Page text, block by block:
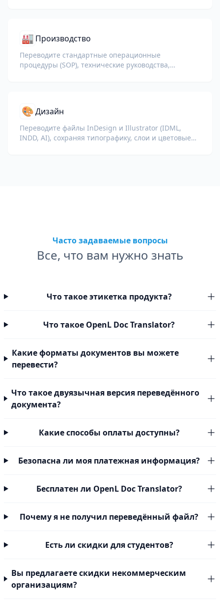
🏭 Производство
Переводите стандартные операционные
процедуры (SOP), технические руководства,
🎨Дизайн
Переводите файлы InDesign и Illustrator (IDML,
INDD, AI), сохраняя типографику, слои и цветовые
Часто задаваемые вопросы
Все, что вам нужно знать
Что такое этикетка продукта?
Что такое OpenL Doc Translator?
Какие форматы документов вы можете
перевести?
Что такое двуязычная версия переведённого
документа?
Какие способы оплаты доступны?
Безопасна ли моя платежная информация?
Бесплатен ли OpenL Doc Translator?
Почему я не получил переведённый файл?
Есть ли скидки для студентов?
Вы предлагаете скидки некоммерческим
организациям?